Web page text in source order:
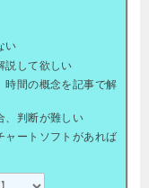
い
説して欲しい
時間の概念を記事で解
、判断が難しい
ャートソフトがあれば